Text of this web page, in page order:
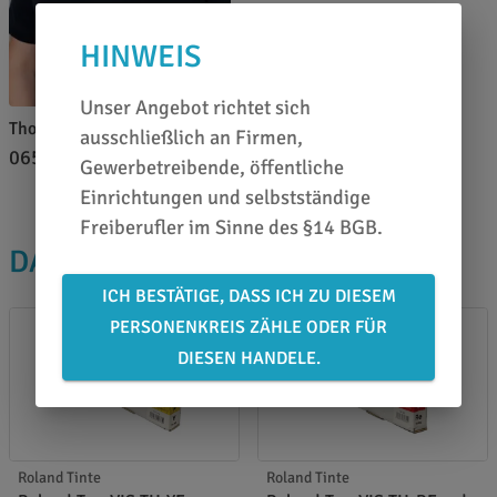
Thomas Pfeffer
0651 46 27 79 80
DAS PASST DAZU
Roland Tinte Roland Tinte
HINWEIS
Unser Angebot richtet sich
ausschließlich an Firmen,
Gewerbetreibende, öffentliche
Einrichtungen und selbstständige
Freiberufler im Sinne des §14 BGB.
ICH BESTÄTIGE, DASS ICH ZU DIESEM
PERSONENKREIS ZÄHLE ODER FÜR
DIESEN HANDELE.